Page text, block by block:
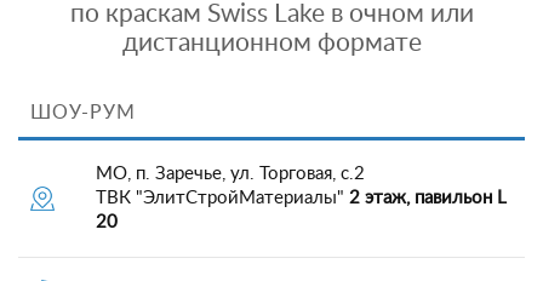
по краскам Swiss Lake в очном или
дистанционном формате
ШОУ-РУМ
МО, п. Заречье, ул. Торговая, с.2
ТВК "ЭлитСтройМатериалы" 2 этаж, павильон L
20